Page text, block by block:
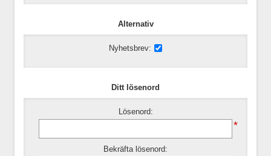
Alternativ
Nyhetsbrev:
Ditt lösenord
Lösenord:
*
Bekräfta lösenord: